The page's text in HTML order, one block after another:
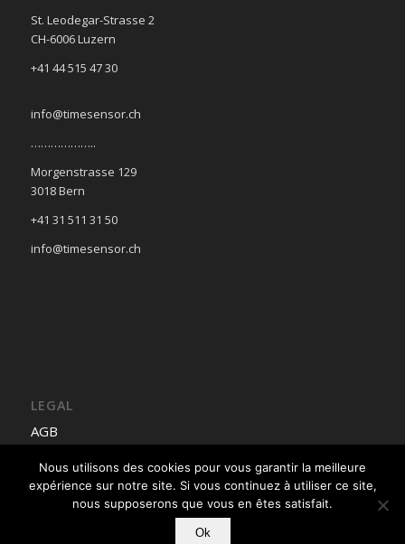
St. Leodegar-Strasse 2
CH-6006 Luzern
+41 44 515 47 30
info@timesensor.ch
………………..
Morgenstrasse 129
3018 Bern
+41 31 511 31 50
info@timesensor.ch
LEGAL
AGB
testes
Nous utilisons des cookies pour vous garantir la meilleure
expérience sur notre site. Si vous continuez à utiliser ce site,
nous supposerons que vous en êtes satisfait.
Ok